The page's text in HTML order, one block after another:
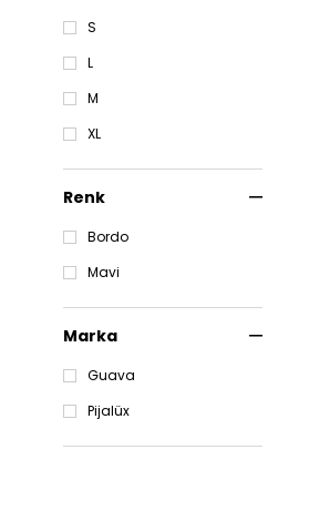
S
L
M
XL
Renk
Bordo
Mavi
Marka
Guava
Pijalüx